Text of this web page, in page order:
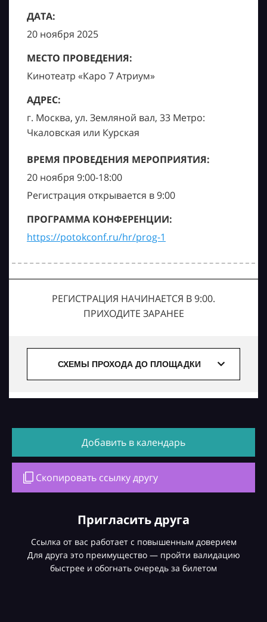
ДАТА:
20 ноября 2025
МЕСТО ПРОВЕДЕНИЯ:
Кинотеатр «Каро 7 Атриум»
АДРЕС:
г. Москва, ул. Земляной вал, 33 Метро:
Чкаловская или Курская
ВРЕМЯ ПРОВЕДЕНИЯ МЕРОПРИЯТИЯ:
20 ноября 9:00-18:00
Регистрация открывается в 9:00
ПРОГРАММА КОНФЕРЕНЦИИ:
https://potokconf.ru/hr/prog-1
РЕГИСТРАЦИЯ НАЧИНАЕТСЯ В 9:00.
ПРИХОДИТЕ ЗАРАНЕЕ
СХЕМЫ ПРОХОДА ДО ПЛОЩАДКИ
Добавить в календарь
Скопировать ссылку другу
Пригласить друга
Ссылка от вас работает с повышенным доверием
Для друга это преимущество — пройти валидацию
быстрее и обогнать очередь за билетом